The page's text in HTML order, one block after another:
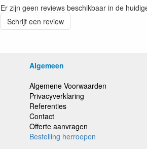
Er zijn geen reviews beschikbaar in de
Schrijf een review
Algemeen
Algemene Voorwaarden
Privacyverklaring
Referenties
Contact
Offerte aanvragen
Bestelling herroepen